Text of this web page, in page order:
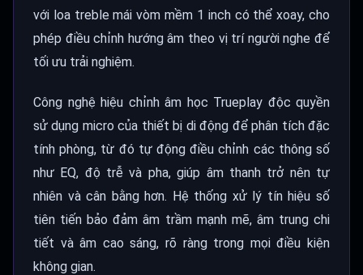
với loa treble mái vòm mềm 1 inch có thể xoay, cho
phép điều chỉnh hướng âm theo vị trí người nghe để
tối ưu trải nghiệm.
Công nghệ hiệu chỉnh âm học Trueplay độc quyền
sử dụng micro của thiết bị di động để phân tích đặc
tính phòng, từ đó tự động điều chỉnh các thông số
như EQ, độ trễ và pha, giúp âm thanh trở nên tự
nhiên và cân bằng hơn. Hệ thống xử lý tín hiệu số
tiên tiến bảo đảm âm trầm mạnh mẽ, âm trung chi
tiết và âm cao sáng, rõ ràng trong mọi điều kiện
không gian.